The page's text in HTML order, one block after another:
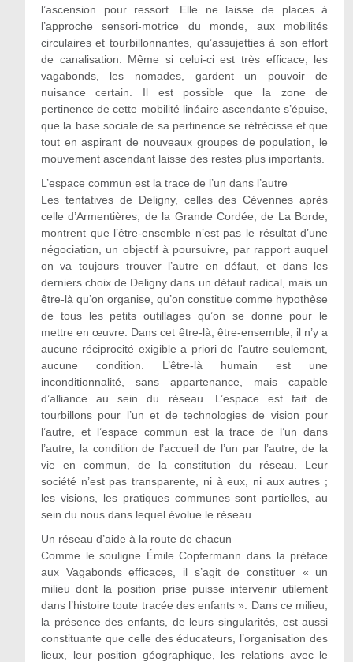
l’ascension pour ressort. Elle ne laisse de places à
l’approche sensori-motrice du monde, aux mobilités
circulaires et tourbillonnantes, qu’assujetties à son effort
de canalisation. Même si celui-ci est très efficace, les
vagabonds, les nomades, gardent un pouvoir de
nuisance certain. Il est possible que la zone de
pertinence de cette mobilité linéaire ascendante s’épuise,
que la base sociale de sa pertinence se rétrécisse et que
tout en aspirant de nouveaux groupes de population, le
mouvement ascendant laisse des restes plus importants.
L’espace commun est la trace de l’un dans l’autre
Les tentatives de Deligny, celles des Cévennes après
celle d’Armentières, de la Grande Cordée, de La Borde,
montrent que l’être-ensemble n’est pas le résultat d’une
négociation, un objectif à poursuivre, par rapport auquel
on va toujours trouver l’autre en défaut, et dans les
derniers choix de Deligny dans un défaut radical, mais un
être-là qu’on organise, qu’on constitue comme hypothèse
de tous les petits outillages qu’on se donne pour le
mettre en œuvre. Dans cet être-là, être-ensemble, il n’y a
aucune réciprocité exigible a priori de l’autre seulement,
aucune condition. L’être-là humain est une
inconditionnalité, sans appartenance, mais capable
d’alliance au sein du réseau. L’espace est fait de
tourbillons pour l’un et de technologies de vision pour
l’autre, et l’espace commun est la trace de l’un dans
l’autre, la condition de l’accueil de l’un par l’autre, de la
vie en commun, de la constitution du réseau. Leur
société n’est pas transparente, ni à eux, ni aux autres ;
les visions, les pratiques communes sont partielles, au
sein du nous dans lequel évolue le réseau.
Un réseau d’aide à la route de chacun
Comme le souligne Émile Copfermann dans la préface
aux Vagabonds efficaces, il s’agit de constituer « un
milieu dont la position prise puisse intervenir utilement
dans l’histoire toute tracée des enfants ». Dans ce milieu,
la présence des enfants, de leurs singularités, est aussi
constituante que celle des éducateurs, l’organisation des
lieux, leur position géographique, les relations avec le